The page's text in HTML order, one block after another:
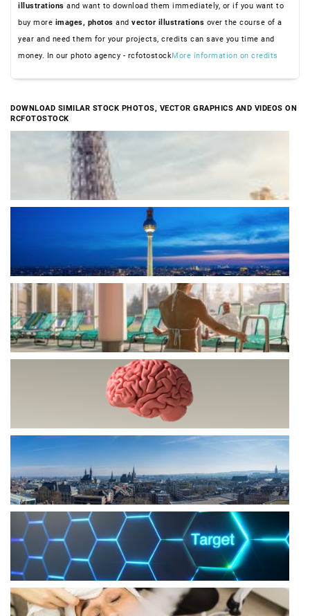
illustrations and want to download them immediately, or if you want to
buy more images, photos and vector illustrations over the course of a
year and need them for your projects, credits can save you time and
money. In our photo agency - rcfotostockMore information on credits
DOWNLOAD SIMILAR STOCK PHOTOS, VECTOR GRAPHICS AND VIDEOS ON
RCFOTOSTOCK